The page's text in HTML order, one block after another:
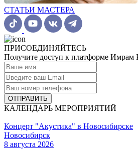
СТАТЬИ МАСТЕРА
ПРИСОЕДИНЯЙТЕСЬ
Получите доступ к платформе Имрам
ОТПРАВИТЬ
КАЛЕНДАРЬ МЕРОПРИЯТИЙ
Концерт "Акустика" в Новосибирске
Новосибирск
8 августа 2026